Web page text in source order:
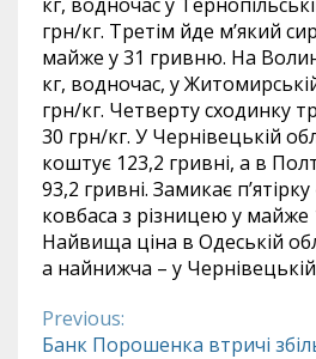
грн/кг. Третім йде м’який
майже у 31 гривню. На
кг, водночас, у
грн/кг. Четверту сходинку
30 грн/кг. У Чернівецькій
коштує 123,2 гривні, а в
93,2 гривні. Замикає
ковбаса з різницею у майже
Найвища ціна в Одеській
а найнижча – у
Continue
Previous:
Банк Порошенка втричі